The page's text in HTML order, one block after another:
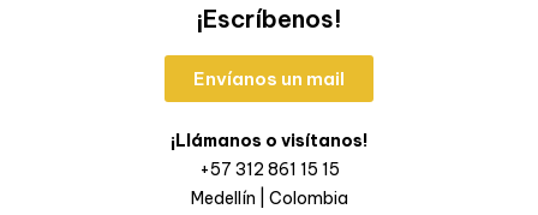
¡Escríbenos!
Envíanos un mail
¡Llámanos o visítanos!
+57 312 861 15 15
Medellín | Colombia